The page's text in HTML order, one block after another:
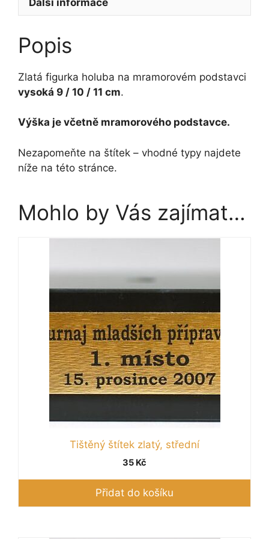
množství
Popis
Zlatá figurka holuba na mramorovém podstavci
vysoká 9 / 10 / 11 cm.
Výška je včetně mramorového podstavce.
Nezapomeňte na štítek – vhodné typy najdete
níže na této stránce.
Mohlo by Vás zajímat…
Tištěný štítek zlatý, střední
35 Kč
Přidat do košíku